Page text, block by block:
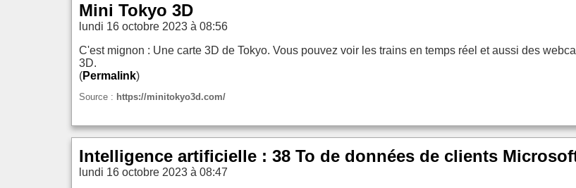
Mini Tokyo 3D
lundi 16 octobre 2023 à 08:56
C'est mignon : Une carte 3D de Tokyo. Vous pouvez voir les trains en temps réel et aussi des
3D.
(Permalink)
Source : https://minitokyo3d.com/
Intelligence artificielle : 38 To de données de clients
lundi 16 octobre 2023 à 08:47